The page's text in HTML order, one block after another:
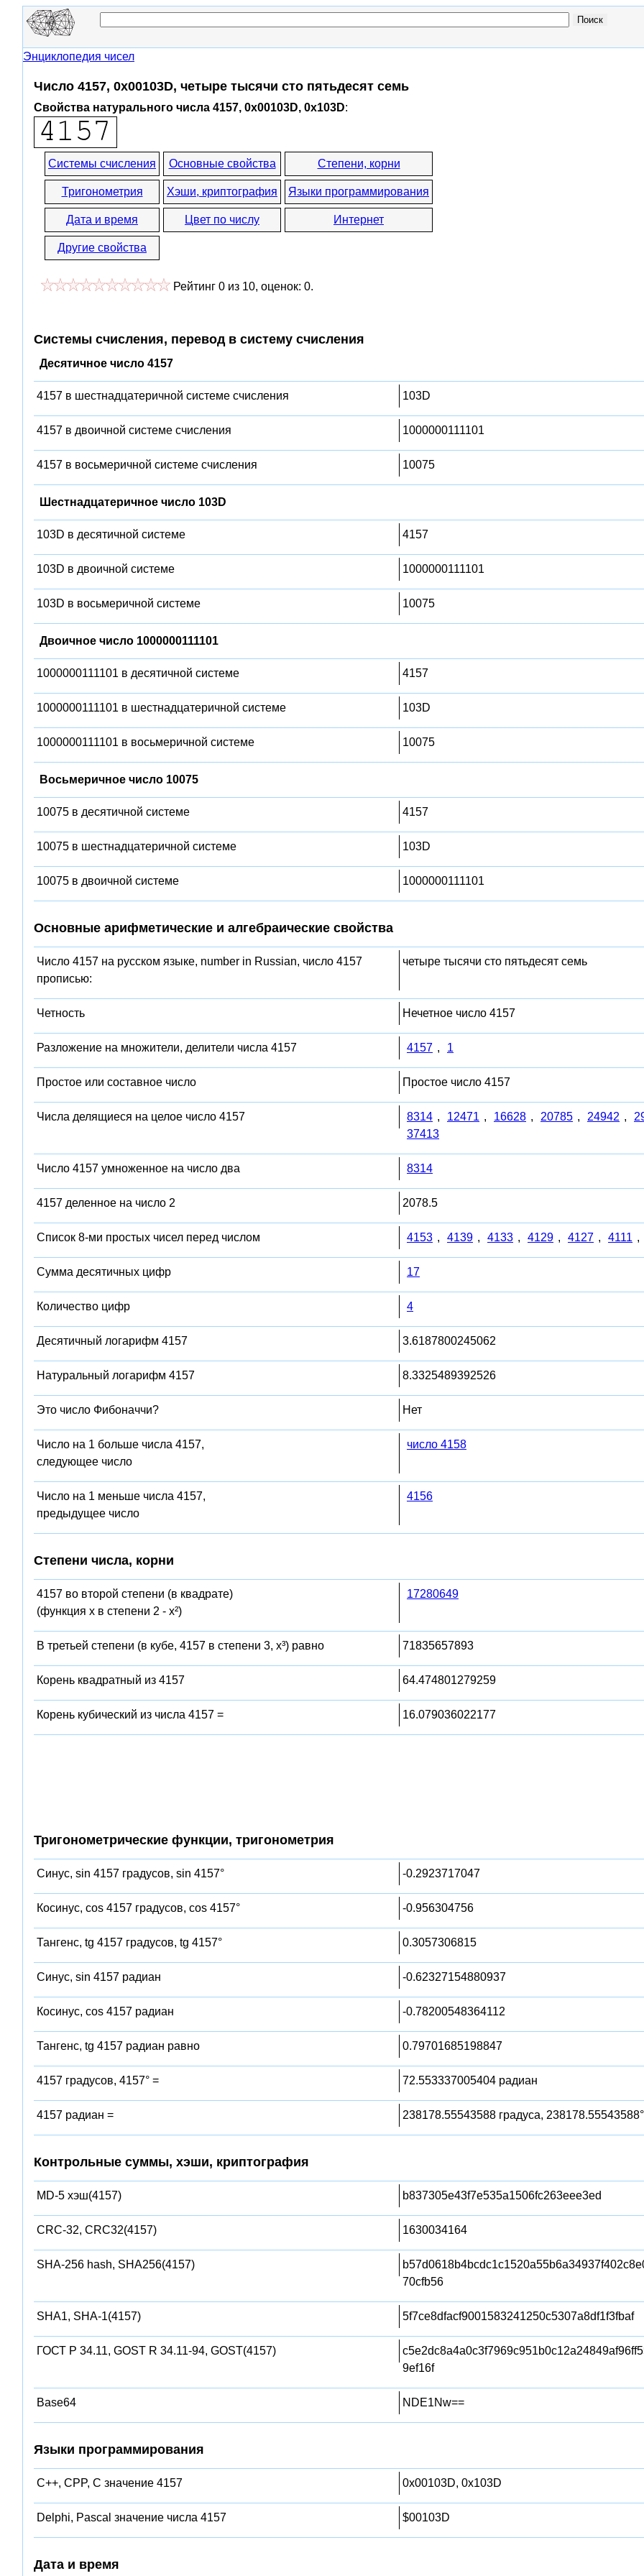
Энциклопедия чисел
Число 4157, 0x00103D, четыре тысячи сто пятьдесят семь
Свойства натурального числа 4157, 0x00103D, 0x103D:
Системы счисления Основные свойства Степени, корни
Тригонометрия Хэши, криптография Языки программирования
Дата и время Цвет по числу Интернет
Другие свойства
Рейтинг 0 из 10, оценок: 0.
Системы счисления, перевод в систему счисления
Десятичное число 4157
4157 в шестнадцатеричной системе счисления 103D
4157 в двоичной системе счисления 1000000111101
4157 в восьмеричной системе счисления 10075
Шестнадцатеричное число 103D
103D в десятичной системе 4157
103D в двоичной системе 1000000111101
103D в восьмеричной системе 10075
Двоичное число 1000000111101
1000000111101 в десятичной системе 4157
1000000111101 в шестнадцатеричной системе 103D
1000000111101 в восьмеричной системе 10075
Восьмеричное число 10075
10075 в десятичной системе 4157
10075 в шестнадцатеричной системе 103D
10075 в двоичной системе 1000000111101
Основные арифметические и алгебраические свойства
Число 4157 на русском языке, number in Russian, число 4157
прописью:
четыре тысячи сто пятьдесят семь
Четность Нечетное число 4157
Разложение на множители, делители числа 4157 4157 , 1
Простое или составное число Простое число 4157
Числа делящиеся на целое число 4157 8314 , 12471 , 16628 , 20785 , 24942 ,
37413
Число 4157 умноженное на число два 8314
4157 деленное на число 2 2078.5
Список 8-ми простых чисел перед числом 4153 , 4139 , 4133 , 4129 , 4127 , 4111 ,
Сумма десятичных цифр 17
Количество цифр 4
Десятичный логарифм 4157 3.6187800245062
Натуральный логарифм 4157 8.3325489392526
Это число Фибоначчи? Нет
Число на 1 больше числа 4157,
следующее число
число 4158
Число на 1 меньше числа 4157,
предыдущее число
4156
Степени числа, корни
4157 во второй степени (в квадрате)
(функция x в степени 2 - x²)
17280649
В третьей степени (в кубе, 4157 в степени 3, x³) равно 71835657893
Корень квадратный из 4157 64.474801279259
Корень кубический из числа 4157 = 16.079036022177
Тригонометрические функции, тригонометрия
Синус, sin 4157 градусов, sin 4157° -0.2923717047
Косинус, cos 4157 градусов, cos 4157° -0.956304756
Тангенс, tg 4157 градусов, tg 4157° 0.3057306815
Синус, sin 4157 радиан -0.62327154880937
Косинус, cos 4157 радиан -0.78200548364112
Тангенс, tg 4157 радиан равно 0.79701685198847
4157 градусов, 4157° = 72.553337005404 радиан
4157 радиан = 238178.55543588 градуса, 238178.55543588°
Контрольные суммы, хэши, криптография
MD-5 хэш(4157) b837305e43f7e535a1506fc263eee3ed
CRC-32, CRC32(4157) 1630034164
SHA-256 hash, SHA256(4157)
70cfb56
SHA1, SHA-1(4157) 5f7ce8dfacf9001583241250c5307a8df1f3fbaf
ГОСТ Р 34.11, GOST R 34.11-94, GOST(4157)
9ef16f
Base64 NDE1Nw==
Языки программирования
C++, CPP, C значение 4157 0x00103D, 0x103D
Delphi, Pascal значение числа 4157 $00103D
Дата и время